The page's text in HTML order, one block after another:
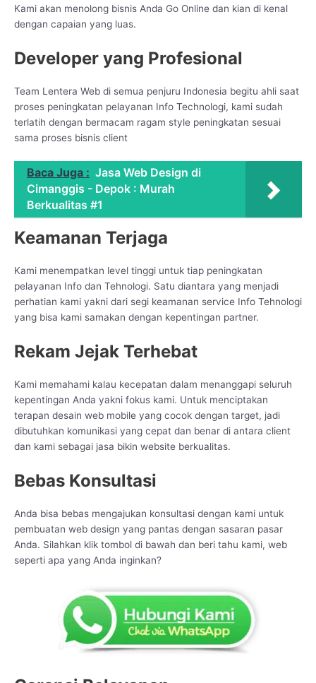
Kami akan menolong bisnis Anda Go Online dan kian di kenal
dengan capaian yang luas.
Developer yang Profesional
Team Lentera Web di semua penjuru Indonesia begitu ahli saat
proses peningkatan pelayanan Info Technologi, kami sudah
terlatih dengan bermacam ragam style peningkatan sesuai
sama proses bisnis client
Baca Juga : Jasa Web Design di
Cimanggis - Depok : Murah
Berkualitas #1
Keamanan Terjaga
Kami menempatkan level tinggi untuk tiap peningkatan
pelayanan Info dan Tehnologi. Satu diantara yang menjadi
perhatian kami yakni dari segi keamanan service Info Tehnologi
yang bisa kami samakan dengan kepentingan partner.
Rekam Jejak Terhebat
Kami memahami kalau kecepatan dalam menanggapi seluruh
kepentingan Anda yakni fokus kami. Untuk menciptakan
terapan desain web mobile yang cocok dengan target, jadi
dibutuhkan komunikasi yang cepat dan benar di antara client
dan kami sebagai jasa bikin website berkualitas.
Bebas Konsultasi
Anda bisa bebas mengajukan konsultasi dengan kami untuk
pembuatan web design yang pantas dengan sasaran pasar
Anda. Silahkan klik tombol di bawah dan beri tahu kami, web
seperti apa yang Anda inginkan?